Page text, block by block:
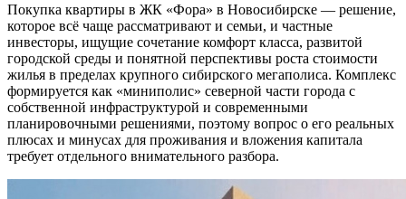
Покупка квартиры в ЖК «Фора» в Новосибирске — решение,
которое всё чаще рассматривают и семьи, и частные
инвесторы, ищущие сочетание комфорт класса, развитой
городской среды и понятной перспективы роста стоимости
жилья в пределах крупного сибирского мегаполиса. Комплекс
формируется как «миниполис» северной части города с
собственной инфраструктурой и современными
планировочными решениями, поэтому вопрос о его реальных
плюсах и минусах для проживания и вложения капитала
требует отдельного внимательного разбора.